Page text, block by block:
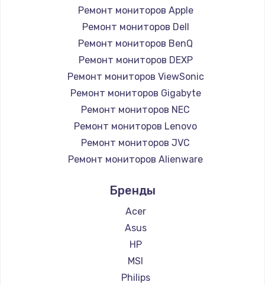
Замена картридера
890 руб.
Заказать
Замена микросхемы NFC
1100 руб.
Заказать
Замена шим-контроллера
Заказать
1030 руб.
Заказать
Ремонт мониторов Apple
Ремонт мониторов Dell
Ремонт мониторов BenQ
Ремонт мониторов DEXP
Ремонт мониторов ViewSonic
Ремонт мониторов Gigabyte
Ремонт мониторов NEC
Ремонт мониторов Lenovo
Ремонт мониторов JVC
Ремонт мониторов Alienware
Ремонт мониторов Thunderobot
Ремонт мониторов Hisense
Ремонт мониторов АОС
Ремонт мониторов Ardor
Ремонт мониторов Machenike
Ремонт мониторов iru
Бренды
Acer
Asus
HP
MSI
Philips